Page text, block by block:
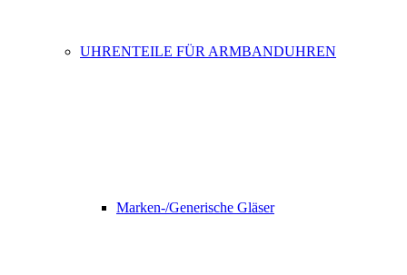
UHRENTEILE FÜR ARMBANDUHREN
Marken-/Generische Gläser